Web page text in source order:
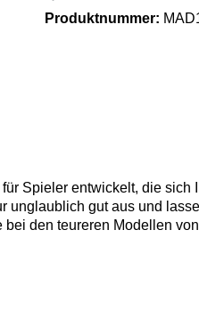
Produktnummer:
Spieler entwickelt, die sich
unglaublich gut aus und
den teureren Modellen